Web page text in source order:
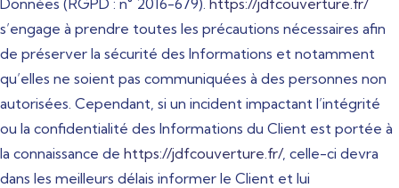
Données (RGPD : n° 2016-679). https://jdfcouverture.fr/
s’engage à prendre toutes les précautions nécessaires afin
de préserver la sécurité des Informations et notamment
qu’elles ne soient pas communiquées à des personnes non
autorisées. Cependant, si un incident impactant l’intégrité
ou la confidentialité des Informations du Client est portée à
la connaissance de https://jdfcouverture.fr/, celle-ci devra
dans les meilleurs délais informer le Client et lui